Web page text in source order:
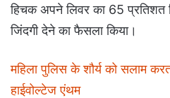
हिचक अपने लिवर का 65 प्रतिशत
जिंदगी देने का फैसला किया।
महिला पुलिस के शौर्य को सलाम करता
हाईवोल्टेज एंथम